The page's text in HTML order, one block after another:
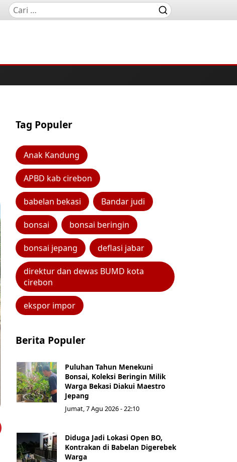
Tag Populer
Anak Kandung
APBD kab cirebon
babelan bekasi Bandar judi
bonsai bonsai beringin
bonsai jepang deflasi jabar
direktur dan dewas BUMD kota
cirebon
ekspor impor
Berita Populer
Puluhan Tahun Menekuni
Bonsai, Koleksi Beringin Milik
Warga Bekasi Diakui Maestro
Jepang
Jumat, 7 Agu 2026 - 22:10
Diduga Jadi Lokasi Open BO,
Kontrakan di Babelan Digerebek
Warga